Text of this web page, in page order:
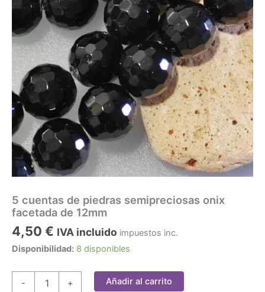
5 cuentas de piedras semipreciosas onix
facetada de 12mm
4,50 € IVA incluido impuestos inc.
Disponibilidad: 8 disponibles
- + Añadir al carrito